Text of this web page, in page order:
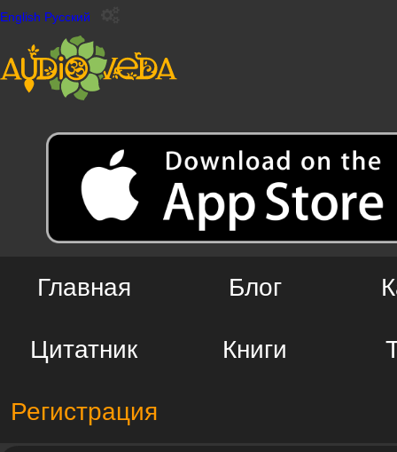
English Русский
Главная Блог
Цитатник Книги
Регистрация